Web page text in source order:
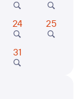
или
24 25
31